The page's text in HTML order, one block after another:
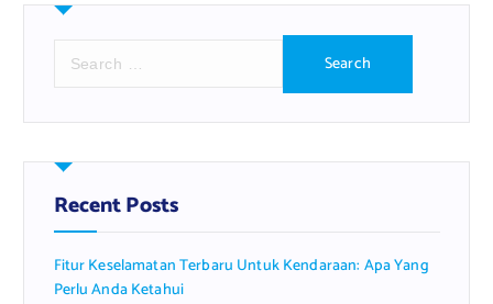
r
h
f
o
:
Recent Posts
Fitur Keselamatan Terbaru Untuk Kendaraan: Apa Yang
Perlu Anda Ketahui